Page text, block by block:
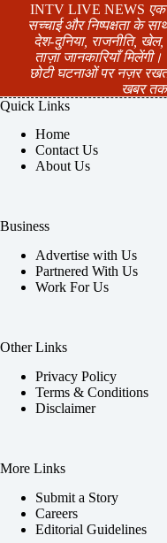
INTV LIVE NEWS एक
सच्चाई और निष्पक्षता के
देश-दुनिया, राजनीति,
ताज़ा जानकारियाँ
छोटी घटनाओं पर नज़र
खबर
Quick Links
Home
Contact Us
About Us
Business
Advertise with Us
Partnered With Us
Work For Us
Other Links
Privacy Policy
Terms & Conditions
Disclaimer
More Links
Submit a Story
Careers
Editorial Guidelines